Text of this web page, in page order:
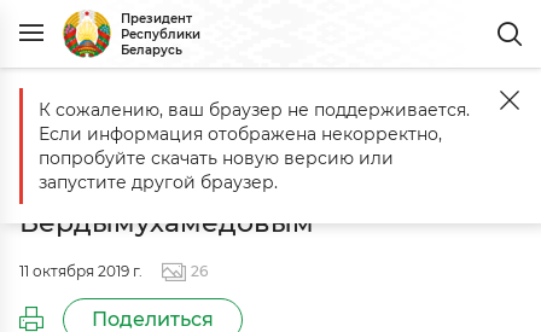
Президент
Республики
Беларусь
Главная События Встреча с Президентом Туркменистана
Встреча с Президентом
Туркменистана Гурбангулы
Бердымухамедовым
11 октября 2019 г. 26
Поделиться
К сожалению, ваш браузер не поддерживается.
Если информация отображена некорректно,
попробуйте скачать новую версию или
запустите другой браузер.